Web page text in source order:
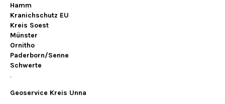
Hamm
Kranichschutz EU
Kreis Soest
Münster
Ornitho
Paderborn/Senne
Schwerte
.
Geoservice Kreis Unna